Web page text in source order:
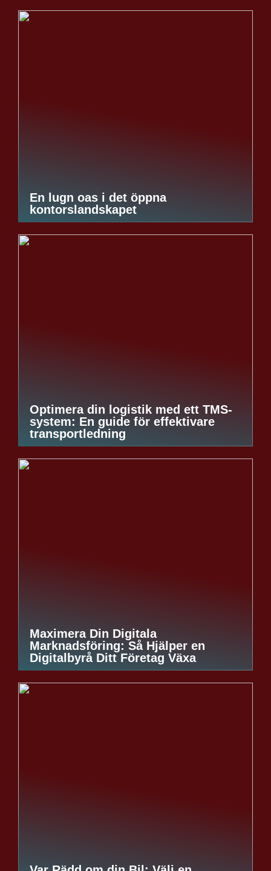
En lugn oas i det öppna
kontorslandskapet
Optimera din logistik med ett TMS-
system: En guide för effektivare
transportledning
Maximera Din Digitala
Marknadsföring: Så Hjälper en
Digitalbyrå Ditt Företag Växa